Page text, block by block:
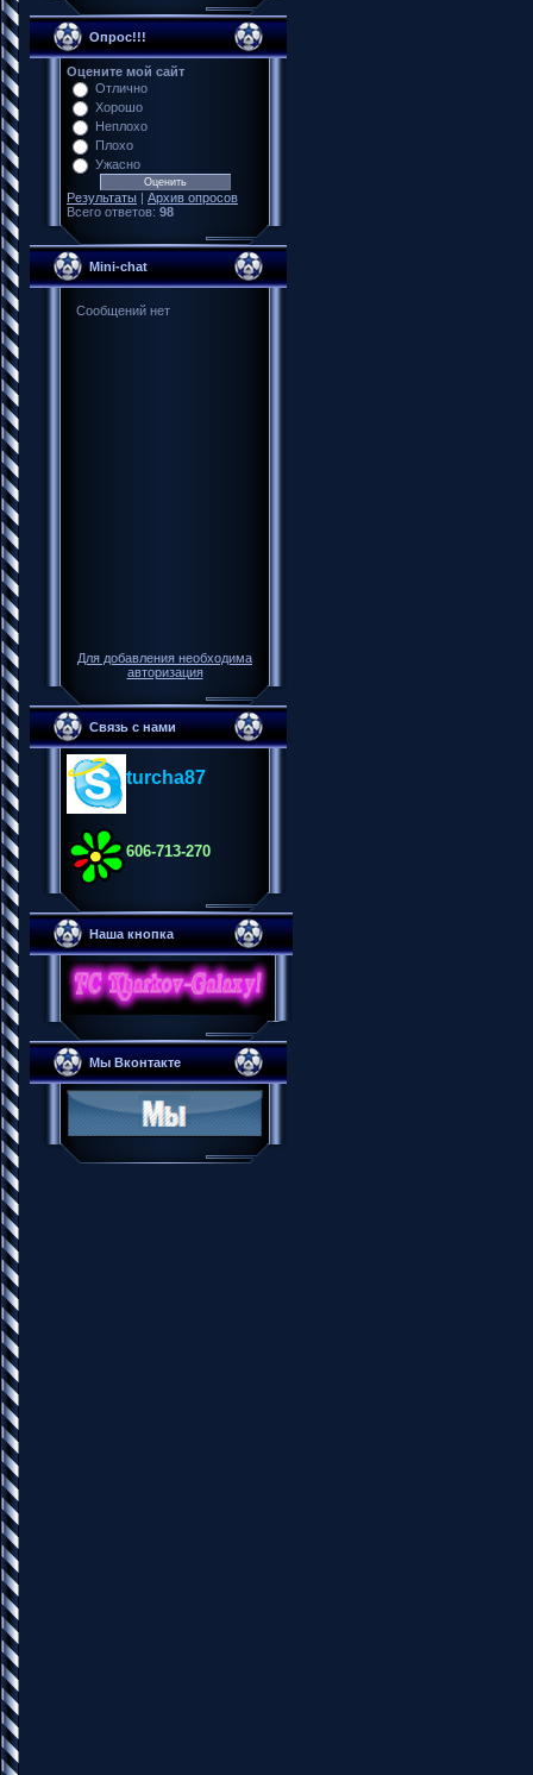
Опрос!!!
Оцените мой сайт
Отлично
Хорошо
Неплохо
Плохо
Ужасно
Результаты | Архив опросов
Всего ответов: 98
Mini-chat
Для добавления необходима
авторизация
Связь с нами
turcha87
606-713-270
Наша кнопка
Мы Вконтакте